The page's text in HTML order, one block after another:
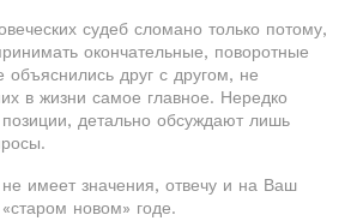
судеб сломано только потому,
окончательные, поворотные
друг с другом, не
в жизни самое главное. Нередко
детально обсуждают лишь
имеет значения, отвечу и на Ваш
новом» годе.